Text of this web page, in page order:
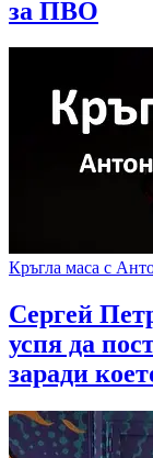
за ПВО
Кръгла маса с
Сергей
успя да
заради